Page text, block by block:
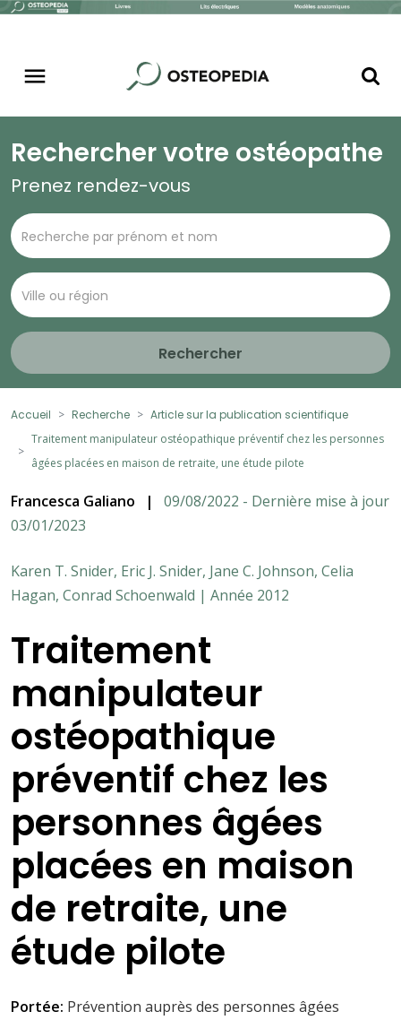
Rechercher votre ostéopathe
Prenez rendez-vous
Rechercher
Accueil Recherche
Article sur la publication scientifique
Traitement manipulateur ostéopathique préventif chez les personnes
âgées placées en maison de retraite, une étude pilote
Francesca Galiano |
09/08/2022 - Dernière mise à jour
03/01/2023
Karen T. Snider, Eric J. Snider, Jane C. Johnson, Celia
Hagan, Conrad Schoenwald | Année 2012
Traitement
manipulateur
ostéopathique
préventif chez les
personnes âgées
placées en maison
de retraite, une
étude pilote
Portée: Prévention auprès des personnes âgées